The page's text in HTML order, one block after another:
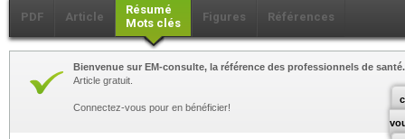
PDF Article
Résumé
Mots clés
Figures Références
Bienvenue sur EM-consulte, la référence des professionnels de santé.
Article gratuit.
Connectez-vous pour en bénéficier!